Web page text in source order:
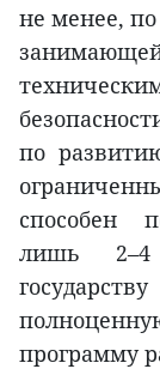
не менее,
по
способен
лишь 2–4
программу